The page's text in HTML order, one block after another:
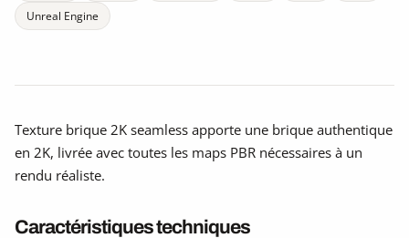
Unreal Engine
Texture brique 2K seamless apporte une brique authentique
en 2K, livrée avec toutes les maps PBR nécessaires à un
rendu réaliste.
Caractéristiques techniques